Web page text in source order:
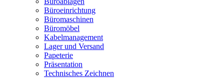
Büroeinrichtung
Büromaschinen
Büromöbel
Kabelmanagement
Lager und Versand
Papeterie
Präsentation
Technisches Zeichnen